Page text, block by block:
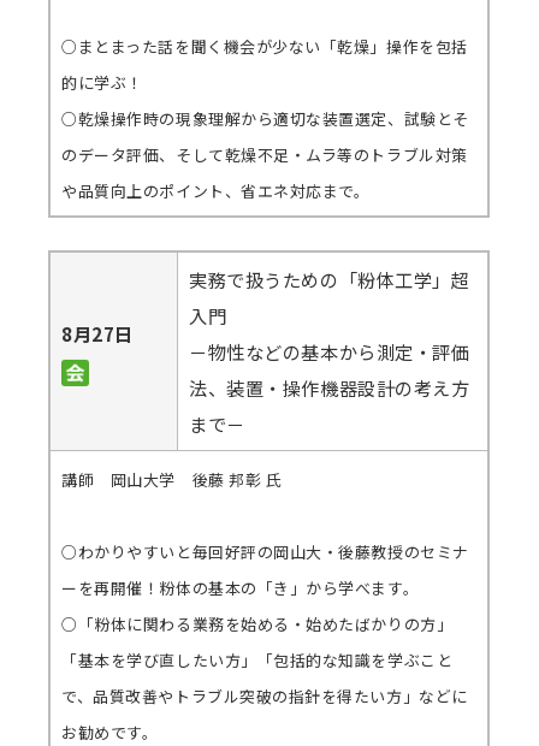
○まとまった話を聞く機会が少ない「乾燥」操作を包括
的に学ぶ！
○乾燥操作時の現象理解から適切な装置選定、試験とそ
のデータ評価、そして乾燥不足・ムラ等のトラブル対策
や品質向上のポイント、省エネ対応まで。
8月27日
実務で扱うための「粉体工学」超
入門
－物性などの基本から測定・評価
法、装置・操作機器設計の考え方
まで－
講師 岡山大学 後藤 邦彰 氏
○わかりやすいと毎回好評の岡山大・後藤教授のセミナ
ーを再開催！粉体の基本の「き」から学べます。
○「粉体に関わる業務を始める・始めたばかりの方」
「基本を学び直したい方」「包括的な知識を学ぶこと
で、品質改善やトラブル突破の指針を得たい方」などに
お勧めです。